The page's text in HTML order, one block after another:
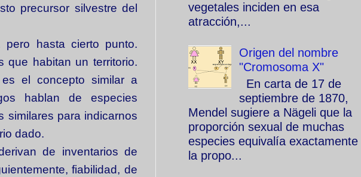
precursor silvestre del
hasta cierto punto.
que habitan un territorio.
el concepto similar a
hablan de especies
similares para indicarnos
dado.
de inventarios de
fiabilidad, de
vegetales inciden en esa
atracción,...
Origen del nombre
"Cromosoma X"
En carta de 17 de
septiembre de 1870,
Mendel sugiere a Nägeli que la
proporción sexual de muchas
especies equivalía exactamente
la propo...